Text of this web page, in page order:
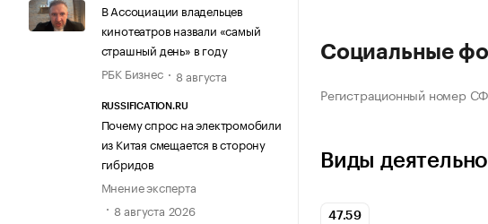
В Ассоциации владельцев
кинотеатров назвали «самый
страшный день» в году
РБК Бизнес
8 августа
RUSSIFICATION.RU
Почему спрос на электромобили
из Китая смещается в сторону
гибридов
Мнение эксперта
8 августа 2026
Социальные
Регистрационный номер
Виды
47.59